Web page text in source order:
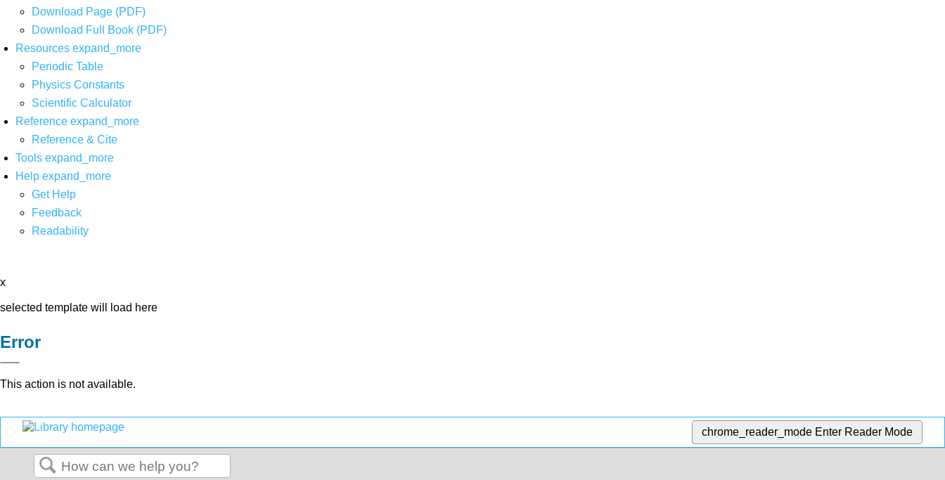
Download Page (PDF)
Download Full Book (PDF)
Resources expand_more
Periodic Table
Physics Constants
Scientific Calculator
Reference expand_more
Reference & Cite
Tools expand_more
Help expand_more
Get Help
Feedback
Readability
x
selected template will load here
Error
This action is not available.
chrome_reader_mode Enter Reader Mode